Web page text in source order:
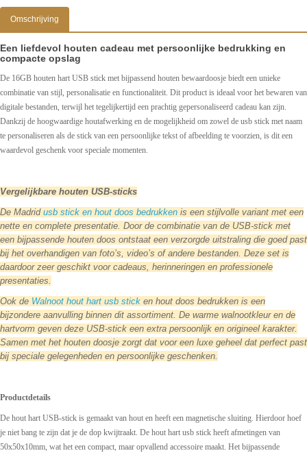
Omschrijving
Een liefdevol houten cadeau met persoonlijke bedrukking en
compacte opslag
De 16GB houten hart USB stick met bijpassend houten bewaardoosje biedt een unieke
combinatie van stijl, personalisatie en functionaliteit. Dit product is ideaal voor het bewaren van
digitale bestanden, terwijl het tegelijkertijd een prachtig gepersonaliseerd cadeau kan zijn.
Dankzij de hoogwaardige houtafwerking en de mogelijkheid om zowel de usb stick met naam
te personaliseren als de stick van een persoonlijke tekst of afbeelding te voorzien, is dit een
waardevol geschenk voor speciale momenten.
Vergelijkbare houten USB-sticks
De Madrid usb stick en hout doos bedrukken is een stijlvolle variant met een
nette en complete presentatie. Door de combinatie van de USB-stick met
een bijpassende houten doos ontstaat een verzorgde uitstraling die goed past
bij het overhandigen van foto’s, video’s of andere bestanden. Deze set is
daardoor zeer geschikt voor cadeaus, herinneringen en professionele
presentaties.
Ook de Walnoot hout hart usb stick en hout doos bedrukken is een
bijzondere aanvulling binnen dit assortiment. De warme walnootkleur en de
hartvorm geven deze USB-stick een extra persoonlijk en origineel karakter.
Samen met het houten doosje zorgt dat voor een luxe geheel dat perfect past
bij speciale gelegenheden en persoonlijke geschenken.
Productdetails
De hout hart USB-stick is gemaakt van hout en heeft een magnetische sluiting. Hierdoor hoef
je niet bang te zijn dat je de dop kwijtraakt. De hout hart usb stick heeft afmetingen van
50x50x10mm, wat het een compact, maar opvallend accessoire maakt. Het bijpassende